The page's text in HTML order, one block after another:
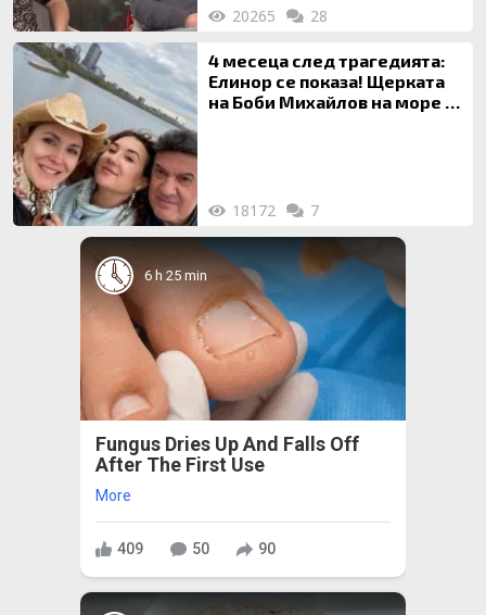
20265 28
4 месеца след трагедията:
Елинор се показа! Щерката
на Боби Михайлов на море с
18172 7
6 h 25 min
Fungus Dries Up And Falls Off
After The First Use
More
409 50 90